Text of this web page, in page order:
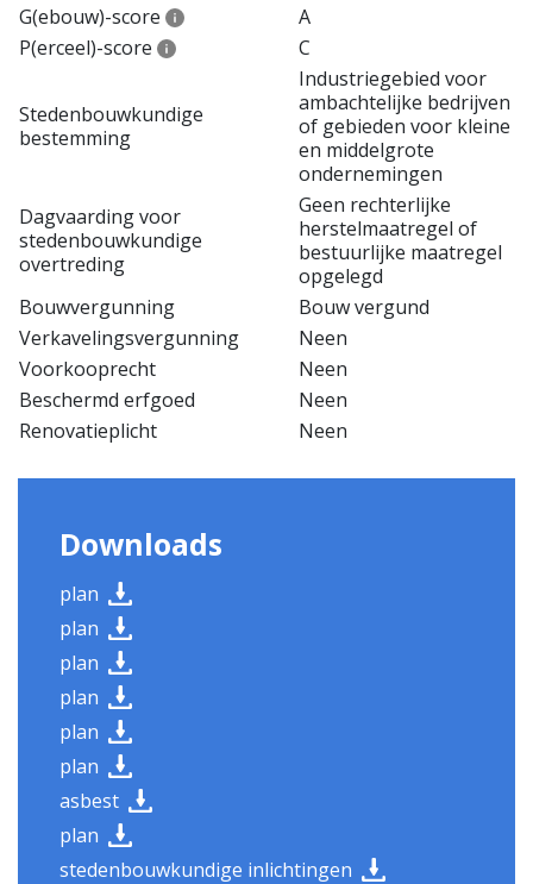
G(ebouw)-score
A
P(erceel)-score
C
Stedenbouwkundige
bestemming
Industriegebied voor
ambachtelijke bedrijven
of gebieden voor kleine
en middelgrote
ondernemingen
Dagvaarding voor
stedenbouwkundige
overtreding
Geen rechterlijke
herstelmaatregel of
bestuurlijke maatregel
opgelegd
Bouwvergunning
Bouw vergund
Verkavelingsvergunning
Neen
Voorkooprecht
Neen
Beschermd erfgoed
Neen
Renovatieplicht
Neen
Downloads
plan
plan
plan
plan
plan
plan
asbest
plan
stedenbouwkundige inlichtingen